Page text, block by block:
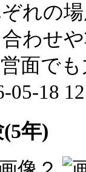
れの
わせ
面で
05-18
年)